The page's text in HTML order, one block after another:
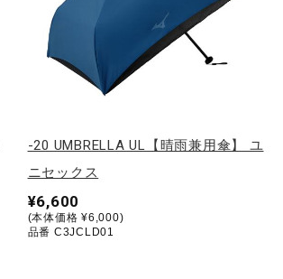
-20 UMBRELLA UL【晴雨兼用傘】 ユ
ニセックス
¥6,600
(本体価格 ¥6,000)
品番 C3JCLD01